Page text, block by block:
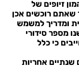
זיופים של
שאתם רוכשים אכן
ומדריך למשמש
מספר סידורי
כי כלל
וכוללים שנתיים אחריות